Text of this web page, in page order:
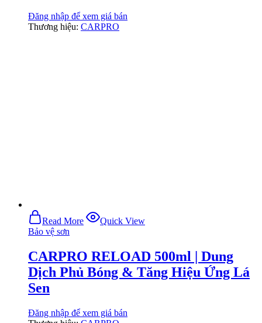
Đăng nhập để xem giá bán
Thương hiệu: CARPRO
Read More
Quick View
Bảo vệ sơn
CARPRO RELOAD 500ml | Dung
Dịch Phủ Bóng & Tăng Hiệu Ứng Lá
Sen
Đăng nhập để xem giá bán